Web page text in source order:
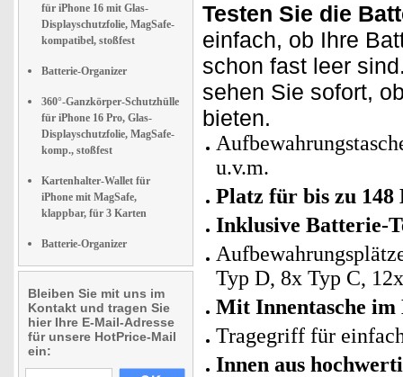
für iPhone 16 mit Glas-
Displayschutzfolie, MagSafe-
kompatibel, stoßfest
Batterie-Organizer
360°-Ganzkörper-Schutzhülle
für iPhone 16 Pro, Glas-
Displayschutzfolie, MagSafe-
komp., stoßfest
Kartenhalter-Wallet für
iPhone mit MagSafe,
klappbar, für 3 Karten
Batterie-Organizer
Bleiben Sie mit uns im
Kontakt und tragen Sie
hier Ihre E-Mail-Adresse
für unsere HotPrice-Mail
ein:
Testen Sie die
einfach, ob Ihre
schon fast leer
sehen Sie sofort,
bieten.
u.v.m.
Platz für bis zu 148
Inklusive Batterie-
Typ D, 8x Typ C,
Mit Innentasche im
Tragegriff für
Innen aus